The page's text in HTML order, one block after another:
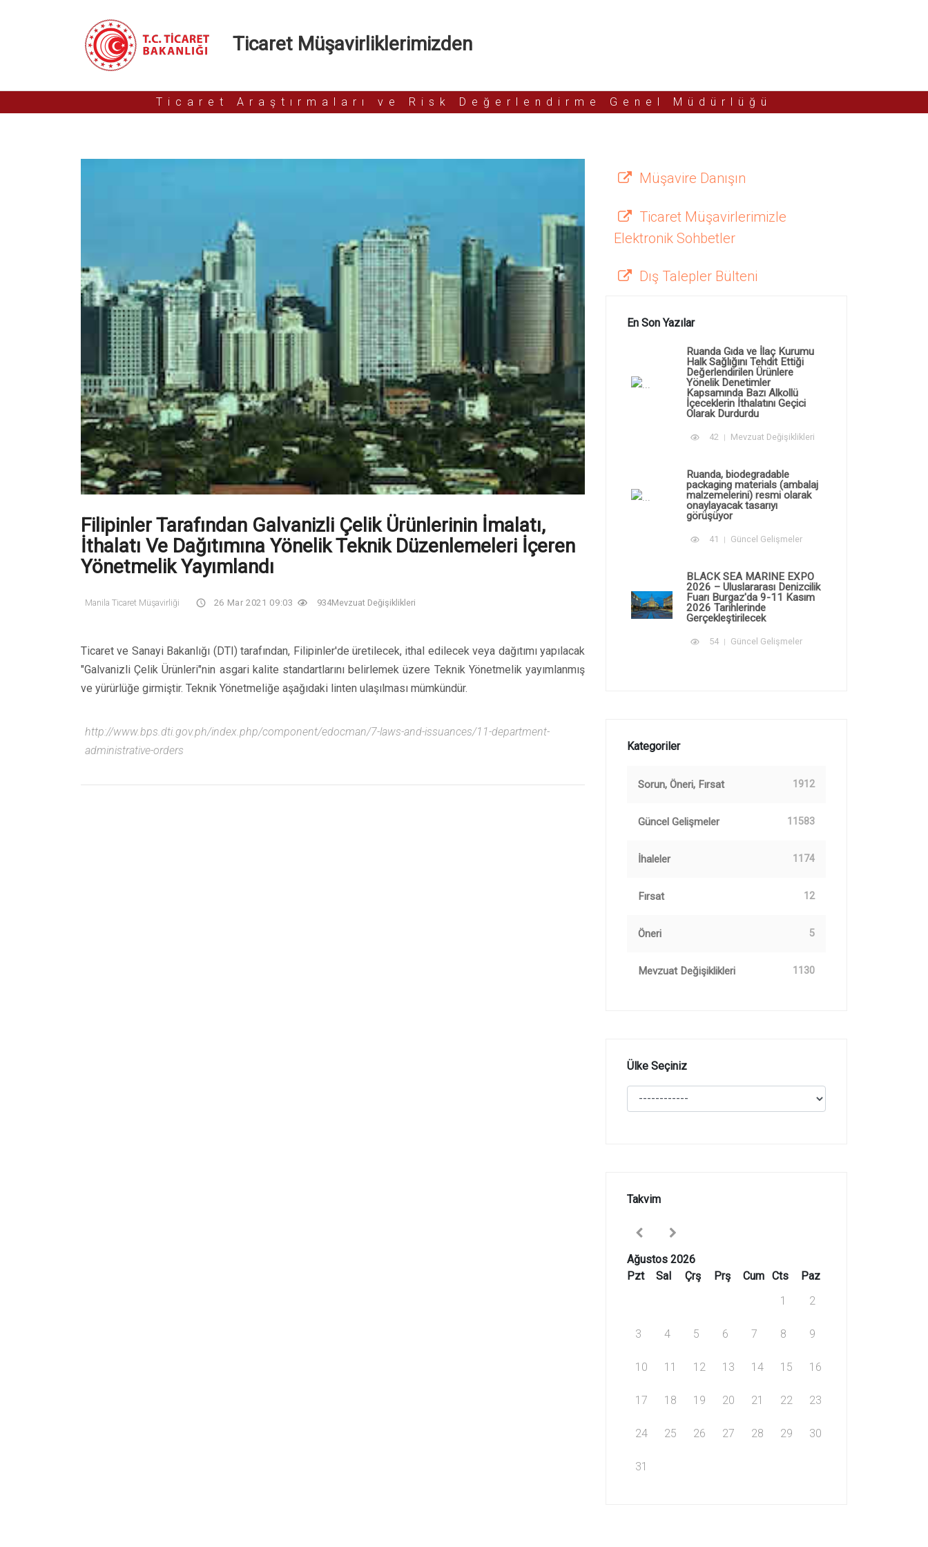
Ticaret Müşavirliklerimizden
Ticaret Araştırmaları ve Risk Değerlendirme Genel Müdürlüğü
Filipinler Tarafından Galvanizli Çelik Ürünlerinin İmalatı,
İthalatı Ve Dağıtımına Yönelik Teknik Düzenlemeleri İçeren
Yönetmelik Yayımlandı
Manila Ticaret Müşavirliği 26 Mar 2021 09:03 934Mevzuat Değişiklikleri
Ticaret ve Sanayi Bakanlığı (DTI) tarafından, Filipinler'de üretilecek, ithal edilecek veya dağıtımı yapılacak
"Galvanizli Çelik Ürünleri"nin asgari kalite standartlarını belirlemek üzere Teknik Yönetmelik yayımlanmış
ve yürürlüğe girmiştir. Teknik Yönetmeliğe aşağıdaki linten ulaşılması mümkündür.
http://www.bps.dti.gov.ph/index.php/component/edocman/7-laws-and-issuances/11-department-
administrative-orders
Müşavire Danışın
Ticaret Müşavirlerimizle
Elektronik Sohbetler
Dış Talepler Bülteni
En Son Yazılar
Ruanda Gıda ve İlaç Kurumu
Halk Sağlığını Tehdit Ettiği
Değerlendirilen Ürünlere
Yönelik Denetimler
Kapsamında Bazı Alkollü
İçeceklerin İthalatını Geçici
Olarak Durdurdu
42 Mevzuat Değişiklikleri
Ruanda, biodegradable
packaging materials (ambalaj
malzemelerini) resmi olarak
onaylayacak tasarıyı
görüşüyor
41 Güncel Gelişmeler
BLACK SEA MARINE EXPO
2026 – Uluslararası Denizcilik
Fuarı Burgaz'da 9-11 Kasım
2026 Tarihlerinde
Gerçekleştirilecek
54 Güncel Gelişmeler
Kategoriler
Sorun, Öneri, Fırsat 1912
Güncel Gelişmeler 11583
İhaleler 1174
Fırsat 12
Öneri 5
Mevzuat Değişiklikleri 1130
Ülke Seçiniz
Takvim
Ağustos 2026
Pzt
Sal Çrş Prş Cum Cts
Paz
1
2
3 4 5 6 7 8 9
10 11 12 13 14 15 16
17 18 19 20 21 22 23
24 25 26 27 28 29 30
31